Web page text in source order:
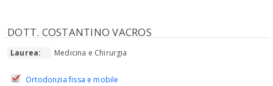
DOTT. COSTANTINO VACROS
Laurea: Medicina e Chirurgia
Ortodonzia fissa e mobile